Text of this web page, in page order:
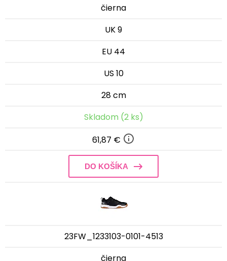
čierna
UK 9
EU 44
US 10
28 cm
Skladom (2 ks)
61,87 €
DO KOŠÍKA
23FW_1233103-0101-4513
čierna